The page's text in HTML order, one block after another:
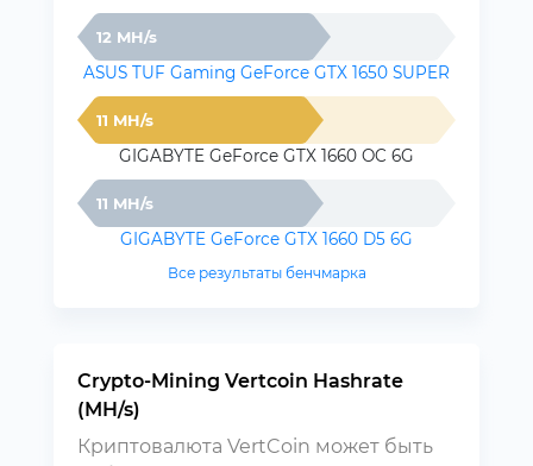
12 MH/s
ASUS TUF Gaming GeForce GTX 1650 SUPER
11 MH/s
GIGABYTE GeForce GTX 1660 OC 6G
11 MH/s
GIGABYTE GeForce GTX 1660 D5 6G
Все результаты бенчмарка
Crypto-Mining Vertcoin Hashrate
(MH/s)
Криптовалюта VertCoin может быть